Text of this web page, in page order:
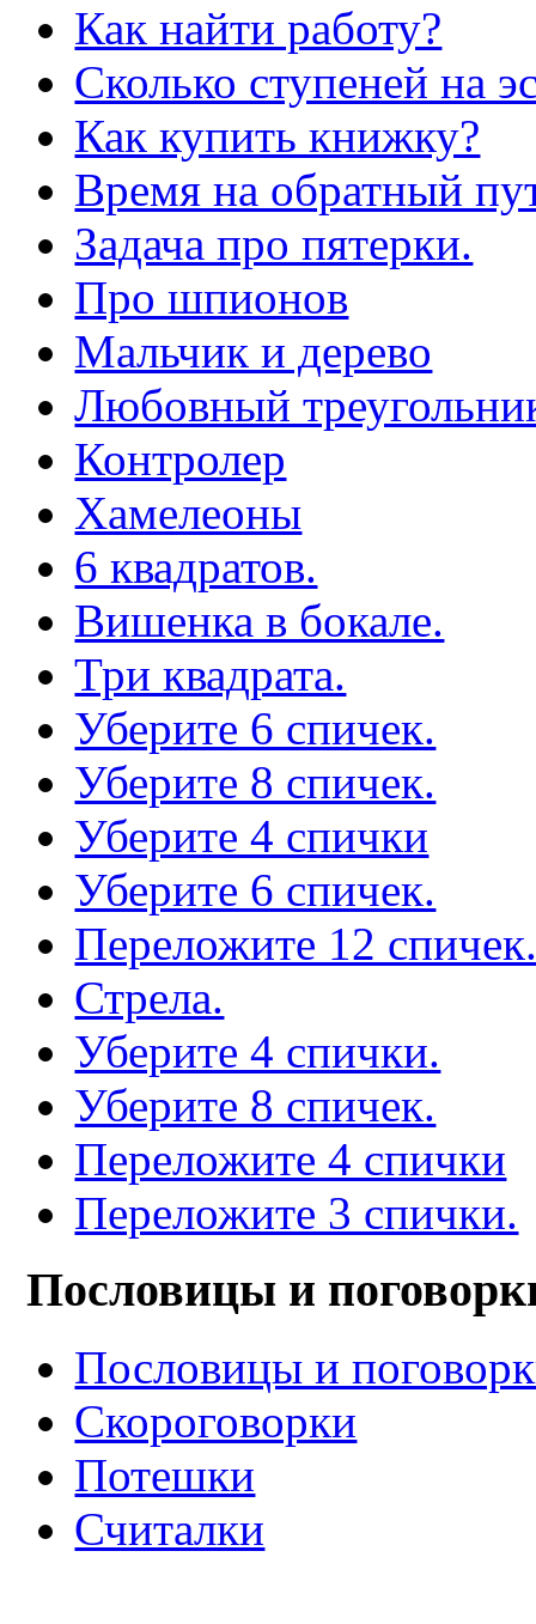
Как найти работу?
Сколько ступеней на
Как купить книжку?
Время на обратный
Задача про пятерки.
Про шпионов
Мальчик и дерево
Любовный
Контролер
Хамелеоны
6 квадратов.
Вишенка в бокале.
Три квадрата.
Уберите 6 спичек.
Уберите 8 спичек.
Уберите 4 спички
Уберите 6 спичек.
Переложите 12
Стрела.
Уберите 4 спички.
Уберите 8 спичек.
Переложите 4 спички
Переложите 3 спички.
Пословицы и
Пословицы и
Скороговорки
Потешки
Считалки